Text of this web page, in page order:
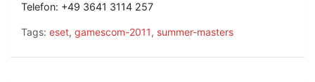
Telefon: +49 3641 3114 257
Tags: eset, gamescom-2011, summer-masters